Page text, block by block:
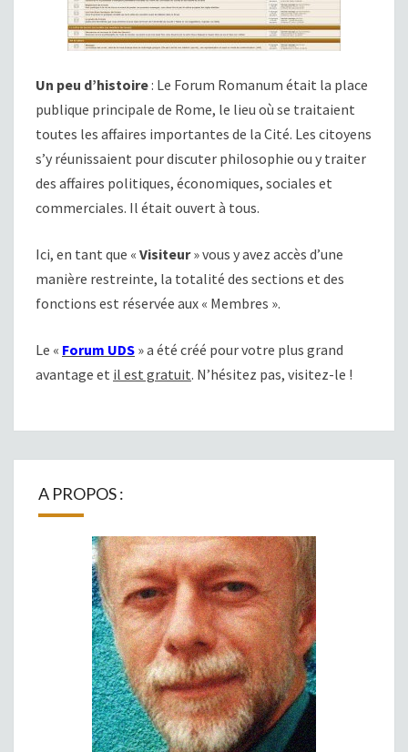
Un peu d’histoire: Le Forum Romanum était la place
publique principale de Rome, le lieu où se traitaient
toutes les affaires importantes de la Cité. Les citoyens
s’y réunissaient pour discuter philosophie ou y traiter
des affaires politiques, économiques, sociales et
commerciales. Il était ouvert à tous.
Ici, en tant que « Visiteur» vous y avez accès d’une
manière restreinte, la totalité des sections et des
fonctions est réservée aux « Membres ».
Le « Forum UDS » a été créé pour votre plus grand
avantage et il est gratuit. N’hésitez pas, visitez-le !
A PROPOS :